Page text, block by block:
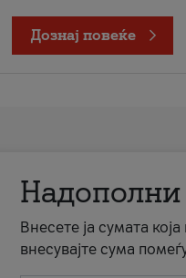
Дознај повеќе
Внесете ја сумата
внесувајте сума